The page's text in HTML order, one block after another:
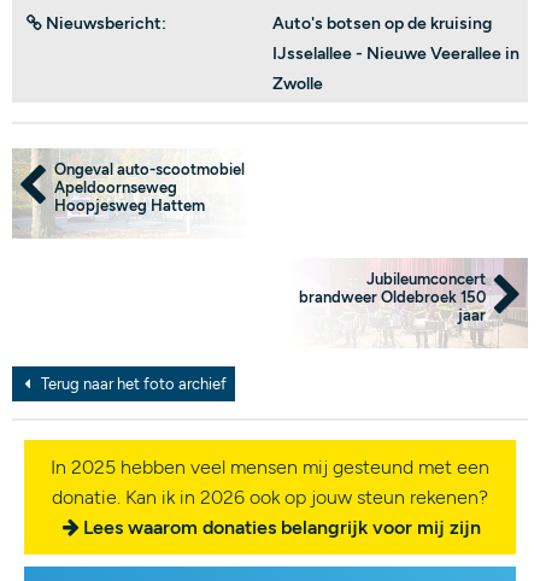
Nieuwsbericht:
Auto's botsen op de kruising
IJsselallee - Nieuwe Veerallee in
Zwolle
Ongeval auto-scootmobiel
Apeldoornseweg
Hoopjesweg Hattem
Jubileumconcert
brandweer Oldebroek 150
jaar
Terug naar het foto archief
In 2025 hebben veel mensen mij gesteund met een
donatie. Kan ik in 2026 ook op jouw steun rekenen?
Lees waarom donaties belangrijk voor mij zijn